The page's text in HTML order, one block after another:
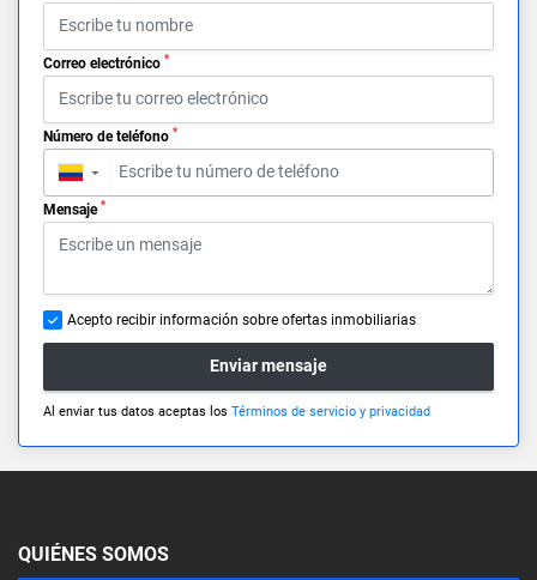
Correo electrónico *
Número de teléfono *
▼
Mensaje *
Acepto recibir información sobre ofertas inmobiliarias
Enviar mensaje
Al enviar tus datos aceptas los Términos de servicio y privacidad
QUIÉNES SOMOS